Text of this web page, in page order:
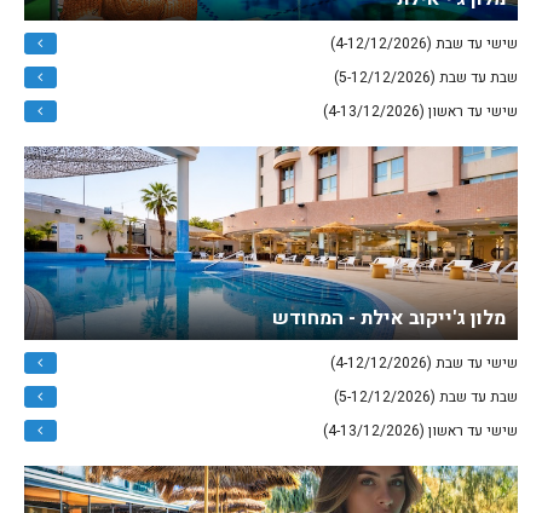
שישי עד שבת (4-12/12/2026)
שבת עד שבת (5-12/12/2026)
שישי עד ראשון (4-13/12/2026)
מלון ג'ייקוב אילת - המחודש
שישי עד שבת (4-12/12/2026)
שבת עד שבת (5-12/12/2026)
שישי עד ראשון (4-13/12/2026)